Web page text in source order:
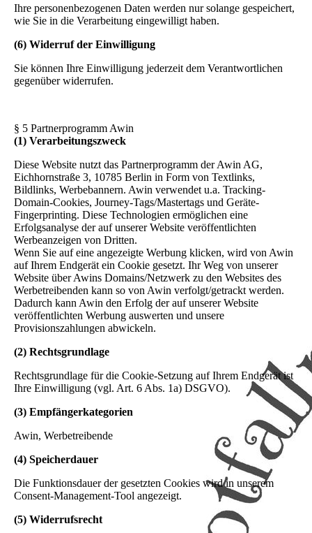
Ihre personenbezogenen Daten werden nur solange gespeichert,
wie Sie in die Verarbeitung eingewilligt haben.
(6) Widerruf der Einwilligung
Sie können Ihre Einwilligung jederzeit dem Verantwortlichen
gegenüber widerrufen.
§ 5 Partnerprogramm Awin
(1) Verarbeitungszweck
Diese Website nutzt das Partnerprogramm der Awin AG,
Eichhornstraße 3, 10785 Berlin in Form von Textlinks,
Bildlinks, Werbebannern. Awin verwendet u.a. Tracking-
Domain-Cookies, Journey-Tags/Mastertags und Geräte-
Fingerprinting. Diese Technologien ermöglichen eine
Erfolgsanalyse der auf unserer Website veröffentlichten
Werbeanzeigen von Dritten.
Wenn Sie auf eine angezeigte Werbung klicken, wird von Awin
auf Ihrem Endgerät ein Cookie gesetzt. Ihr Weg von unserer
Website über Awins Domains/Netzwerk zu den Websites des
Werbetreibenden kann so von Awin verfolgt/getrackt werden.
Dadurch kann Awin den Erfolg der auf unserer Website
veröffentlichten Werbung auswerten und unsere
Provisionszahlungen abwickeln.
(2) Rechtsgrundlage
Rechtsgrundlage für die Cookie-Setzung auf Ihrem Endgerät ist
Ihre Einwilligung (vgl. Art. 6 Abs. 1a) DSGVO).
(3) Empfängerkategorien
Awin, Werbetreibende
(4) Speicherdauer
Die Funktionsdauer der gesetzten Cookies wird in unserem
Consent-Management-Tool angezeigt.
(5) Widerrufsrecht